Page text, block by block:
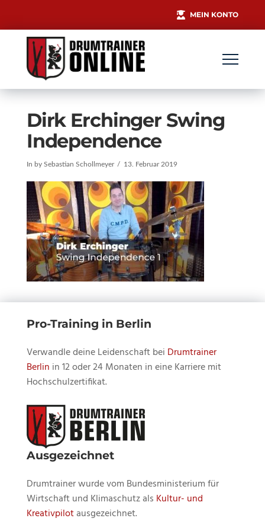
MEIN KONTO
Dirk Erchinger Swing
Independence
In by Sebastian Schollmeyer 13. Februar 2019
Pro-Training in Berlin
Verwandle deine Leidenschaft bei Drumtrainer
Berlin in 12 oder 24 Monaten in eine Karriere mit
Hochschulzertifikat.
Ausgezeichnet
Drumtrainer wurde vom Bundesministerium für
Wirtschaft und Klimaschutz als Kultur- und
Kreativpilotausgezeichnet.